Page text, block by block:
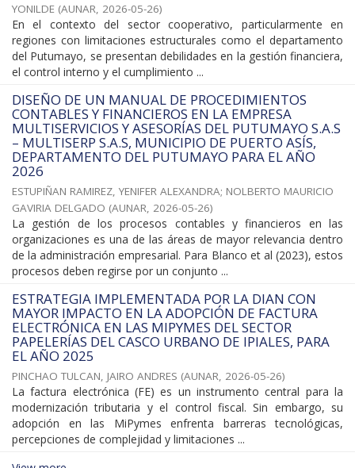
YONILDE (AUNAR, 2026-05-26)
En el contexto del sector cooperativo, particularmente en
regiones con limitaciones estructurales como el departamento
del Putumayo, se presentan debilidades en la gestión financiera,
el control interno y el cumplimiento ...
DISEÑO DE UN MANUAL DE PROCEDIMIENTOS
CONTABLES Y FINANCIEROS EN LA EMPRESA
MULTISERVICIOS Y ASESORÍAS DEL PUTUMAYO S.A.S
– MULTISERP S.A.S, MUNICIPIO DE PUERTO ASÍS,
DEPARTAMENTO DEL PUTUMAYO PARA EL AÑO
2026
ESTUPIÑAN RAMIREZ, YENIFER ALEXANDRA; NOLBERTO MAURICIO
GAVIRIA DELGADO (AUNAR, 2026-05-26)
La gestión de los procesos contables y financieros en las
organizaciones es una de las áreas de mayor relevancia dentro
de la administración empresarial. Para Blanco et al (2023), estos
procesos deben regirse por un conjunto ...
ESTRATEGIA IMPLEMENTADA POR LA DIAN CON
MAYOR IMPACTO EN LA ADOPCIÓN DE FACTURA
ELECTRÓNICA EN LAS MIPYMES DEL SECTOR
PAPELERÍAS DEL CASCO URBANO DE IPIALES, PARA
EL AÑO 2025
PINCHAO TULCAN, JAIRO ANDRES (AUNAR, 2026-05-26)
La factura electrónica (FE) es un instrumento central para la
modernización tributaria y el control fiscal. Sin embargo, su
adopción en las MiPymes enfrenta barreras tecnológicas,
percepciones de complejidad y limitaciones ...